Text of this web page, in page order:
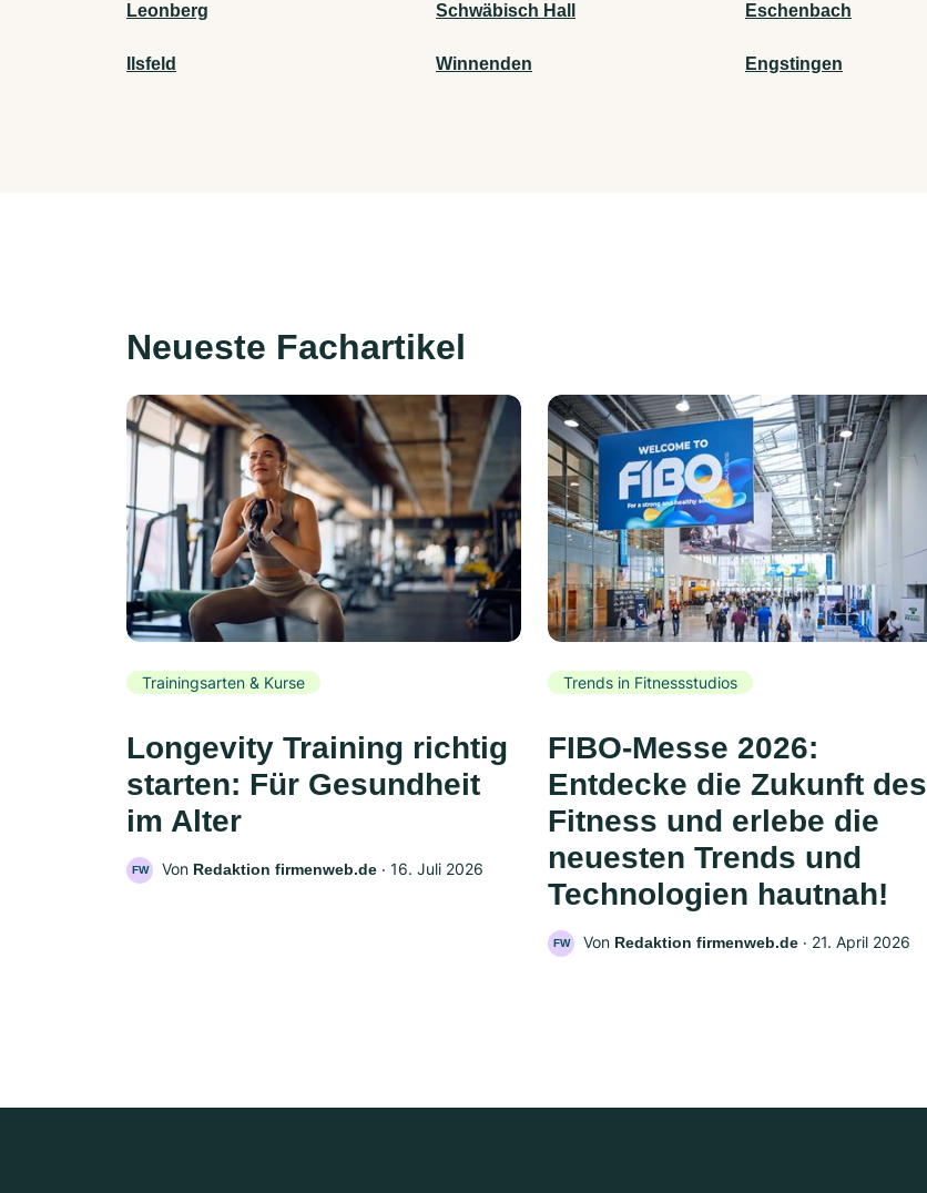
Leonberg Schwäbisch Hall Eschenbach
Ilsfeld Winnenden Engstingen
Neueste Fachartikel
Trainingsarten & Kurse
Longevity Training richtig
starten: Für Gesundheit
im Alter
FW Von Redaktion firmenweb.de ‧ 16. Juli 2026
Trends in Fitnessstudios
FIBO-Messe 2026:
Entdecke die Zukunft des
Fitness und erlebe die
neuesten Trends und
Technologien hautnah!
FW Von Redaktion firmenweb.de ‧ 21. April 2026